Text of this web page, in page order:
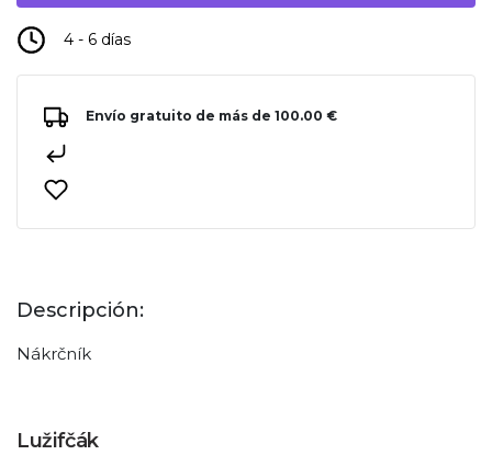
4 - 6 días
Envío gratuito de más de 100.00 €
Descripción:
Nákrčník
Lužifčák